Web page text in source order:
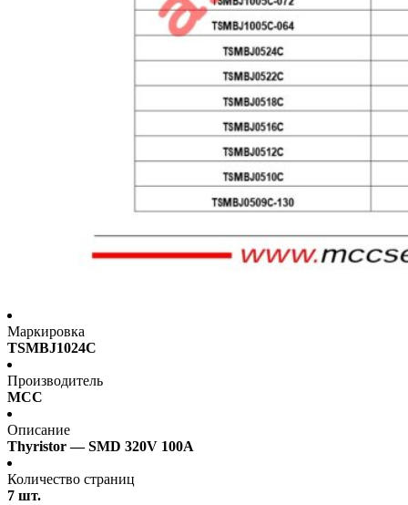
Маркировка
TSMBJ1024C
Производитель
MCC
Описание
Thyristor — SMD 320V 100A
Количество страниц
7 шт.